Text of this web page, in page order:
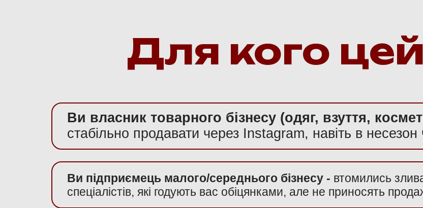
Для кого
Ви власник товарного бізнесу (одяг, взуття,
стабільно продавати через Instagram, навіть в несезон
Ви підприємець малого/середнього бізнесу - втомились
спеціалістів, які годують вас обіцянками, але не приносять